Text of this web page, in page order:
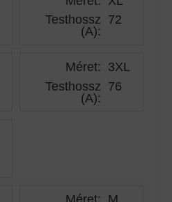
Testhossz
(A):
72
Méret: 3XL
Testhossz
(A):
76